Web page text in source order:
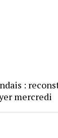
:
mercredi